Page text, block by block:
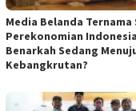
Media Belanda
Perekonomian
Benarkah Sedang
Kebangkrutan?